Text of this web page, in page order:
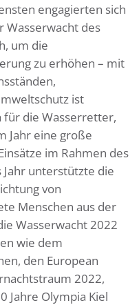
engagierten sich
des
um die
zu erhöhen – mit
ist
für die Wasserretter,
Jahr eine große
im Rahmen des
Jahr unterstützte die
von
Menschen aus der
Wasserwacht 2022
wie dem
den European
2022,
Jahre Olympia Kiel